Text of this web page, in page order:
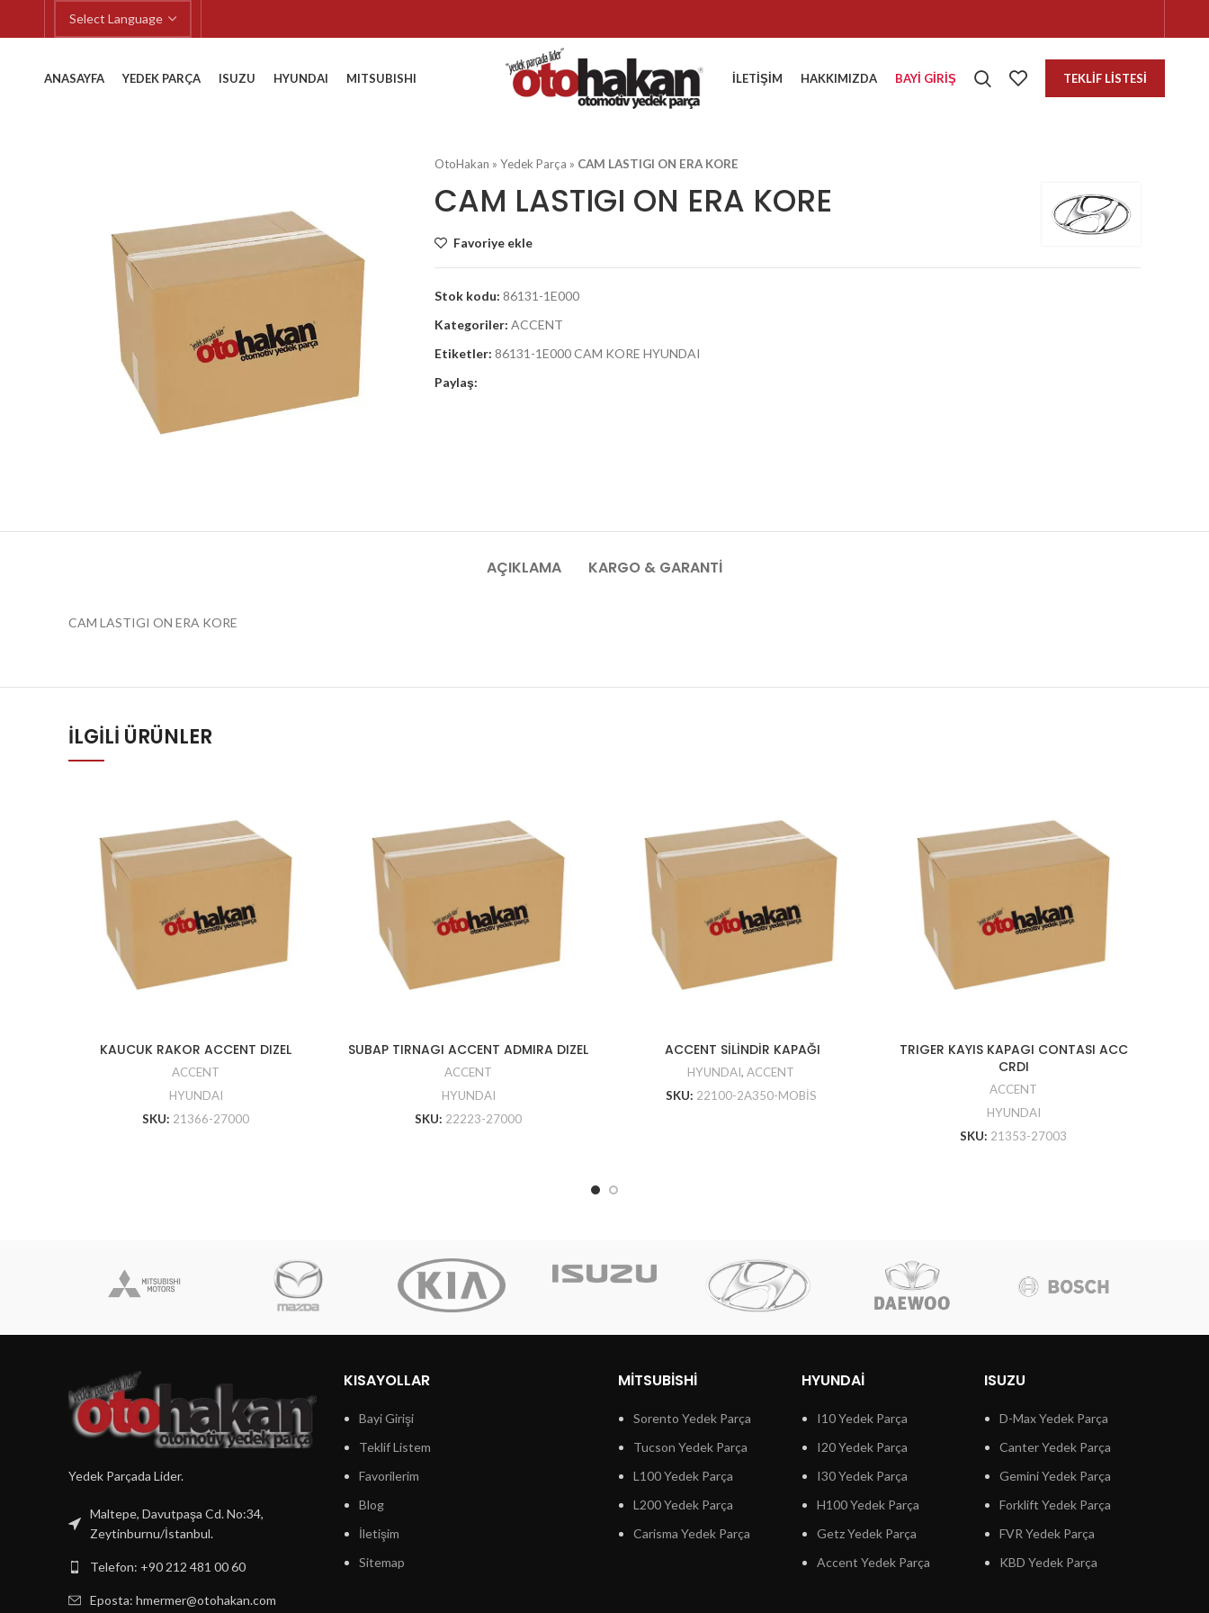
ANASAYFA YEDEK PARÇA ISUZU HYUNDAI MITSUBISHI İLETIŞIM HAKKIMIZDA BAYI GIRIŞ TEKLIF LISTESI
OtoHakan »Yedek Parça » CAM LASTIGI ON ERA KORE
CAM LASTIGI ON ERA KORE
Favoriye ekle
Stok kodu:86131-1E000
Kategoriler: ACCENT
Etiketler: 86131-1E000 CAM KORE HYUNDAI
Paylaş:
AÇIKLAMA KARGO & GARANTI
CAM LASTIGI ON ERA KORE
İLGILI ÜRÜNLER
KAUCUK RAKOR ACCENT DIZEL
ACCENT
HYUNDAI
SKU: 21366-27000
SUBAP TIRNAGI ACCENT ADMIRA DIZEL
ACCENT
HYUNDAI
SKU: 22223-27000
ACCENT SİLİNDİR KAPAĞI
HYUNDAI, ACCENT
SKU: 22100-2A350-MOBİS
TRIGER KAYIS KAPAGI CONTASI ACC
CRDI
ACCENT
HYUNDAI
SKU: 21353-27003
Yedek Parçada Lider.
Maltepe, Davutpaşa Cd. No:34,
Zeytinburnu/İstanbul.
Telefon: +90 212 481 00 60
Eposta: hmermer@otohakan.com
KISAYOLLAR
Bayi Girişi
Teklif Listem
Favorilerim
Blog
İletişim
Sitemap
MITSUBISHI
Sorento Yedek Parça
Tucson Yedek Parça
L100 Yedek Parça
L200 Yedek Parça
Carisma Yedek Parça
HYUNDAI
I10 Yedek Parça
I20 Yedek Parça
I30 Yedek Parça
H100 Yedek Parça
Getz Yedek Parça
Accent Yedek Parça
ISUZU
D-Max Yedek Parça
Canter Yedek Parça
Gemini Yedek Parça
Forklift Yedek Parça
FVR Yedek Parça
KBD Yedek Parça